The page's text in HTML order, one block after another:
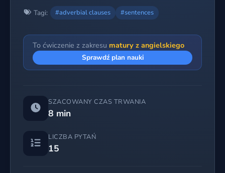
Tagi: #adverbial clauses #sentences
To ćwiczenie z zakresu matury z angielskiego
Sprawdź plan nauki
SZACOWANY CZAS TRWANIA
8 min
LICZBA PYTAŃ
15